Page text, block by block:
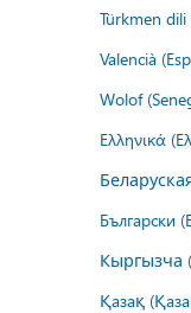
Türkmen
Valencià
Wolof
Ελληνικά
Български
Кыргызча
Қазақ